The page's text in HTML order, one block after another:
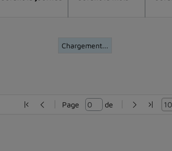
Chargement...
Page de